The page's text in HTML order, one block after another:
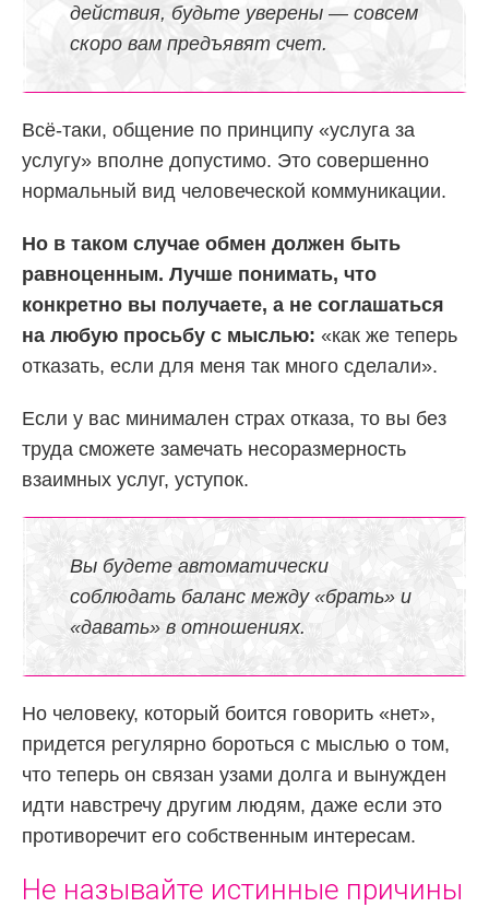
действия, будьте уверены — совсем
скоро вам предъявят счет.
Всё-таки, общение по принципу «услуга за
услугу» вполне допустимо. Это совершенно
нормальный вид человеческой коммуникации.
Но в таком случае обмен должен быть
равноценным. Лучше понимать, что
конкретно вы получаете, а не соглашаться
на любую просьбу с мыслью: «как же теперь
отказать, если для меня так много сделали».
Если у вас минимален страх отказа, то вы без
труда сможете замечать несоразмерность
взаимных услуг, уступок.
Вы будете автоматически
соблюдать баланс между «брать» и
«давать» в отношениях.
Но человеку, который боится говорить «нет»,
придется регулярно бороться с мыслью о том,
что теперь он связан узами долга и вынужден
идти навстречу другим людям, даже если это
противоречит его собственным интересам.
Не называйте истинные причины